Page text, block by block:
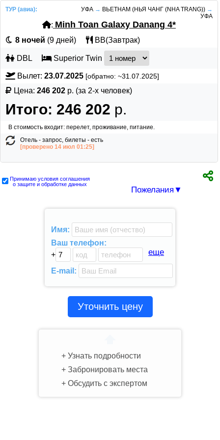
ТУР (авиа): УФА → ВЬЕТНАМ (НЬЯ ЧАНГ (NHA TRANG)) →
УФА
: Minh Toan Galaxy Danang 4*
8 ночей (9 дней) BB(Завтрак)
DBL Superior Twin
Вылет: 23.07.2025 [обратно: ~31.07.2025]
Цена: 246 202 р. (за 2-х человек)
Итого: 246 202 р.
В стоимость входит: перелет, проживание, питание.
Отель - запрос, билеты - есть
[проверено 14 июл 01:25]
Принимаю условия соглашения
о защите и обработке данных
Пожелания▼
Имя:
Ваш телефон:
+
еще
E-mail:
Уточнить цену
Узнать подробности
Забронировать места
Обсудить с экспертом